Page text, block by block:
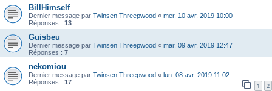
BillHimself
Dernier message par Twinsen Threepwood « mer. 10 avr. 2019 10:00
Réponses : 13
Guisbeu
Dernier message par Twinsen Threepwood « mar. 09 avr. 2019 12:47
Réponses : 7
nekomiou
Dernier message par Twinsen Threepwood « lun. 08 avr. 2019 11:02
Réponses : 17 1 2